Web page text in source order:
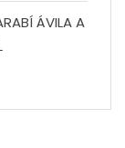
ÁVILA A